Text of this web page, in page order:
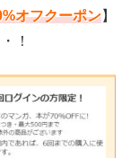
オフクーポン】
！